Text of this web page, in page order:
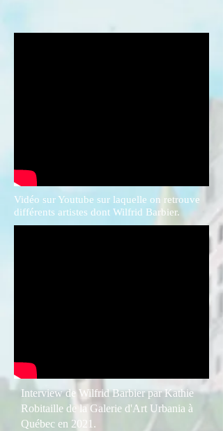
Vidéo sur Youtube sur laquelle on retrouve
différents artistes dont Wilfrid Barbier.
Interview de Wilfrid Barbier par Kathie
Robitaille de la Galerie d'Art Urbania à
Québec en 2021.